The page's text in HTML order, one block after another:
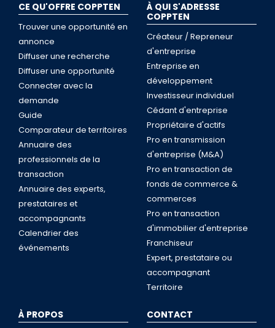
CE QU'OFFRE COPPTEN
Trouver une opportunité en
annonce
Diffuser une recherche
Diffuser une opportunité
Connecter avec la
demande
Guide
Comparateur de territoires
Annuaire des
professionnels de la
transaction
Annuaire des experts,
prestataires et
accompagnants
Calendrier des
événements
À QUI S'ADRESSE
COPPTEN
Créateur / Repreneur
d'entreprise
Entreprise en
développement
Investisseur individuel
Cédant d'entreprise
Propriétaire d'actifs
Pro en transmission
d'entreprise (M&A)
Pro en transaction de
fonds de commerce &
commerces
Pro en transaction
d'immobilier d'entreprise
Franchiseur
Expert, prestataire ou
accompagnant
Territoire
À PROPOS CONTACT